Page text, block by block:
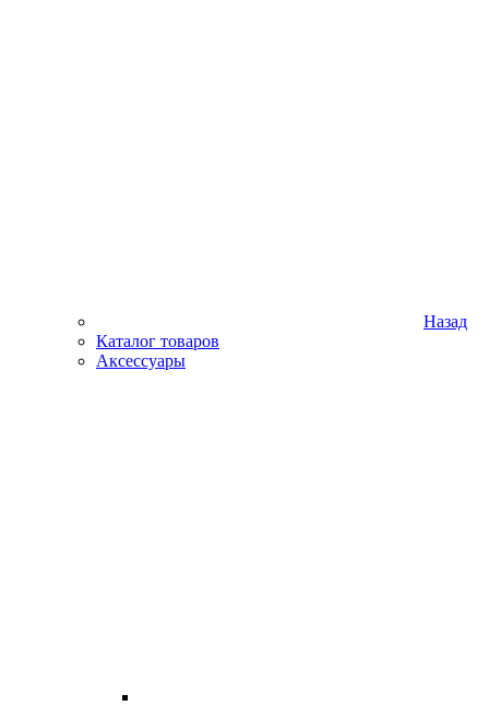
Назад
Каталог товаров
Аксессуары